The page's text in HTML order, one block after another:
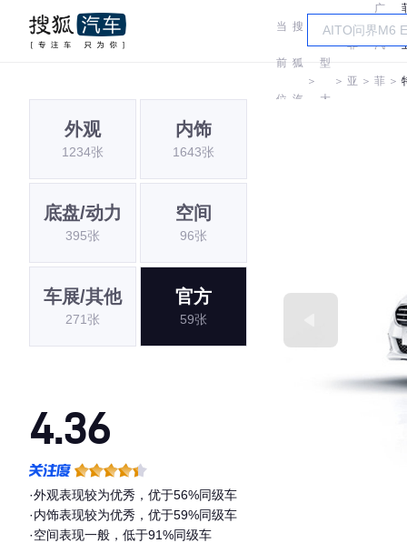
当
前
位
搜
狐
汽
＞
车
型
大
＞
菲
亚 ＞
广
汽
菲 ＞
外观
1234张
内饰
1643张
底盘/动力
395张
空间
96张
车展/其他
271张
官方
59张
4.36
·外观表现较为优秀，优于56%同级车
·内饰表现较为优秀，优于59%同级车
·空间表现一般，低于91%同级车